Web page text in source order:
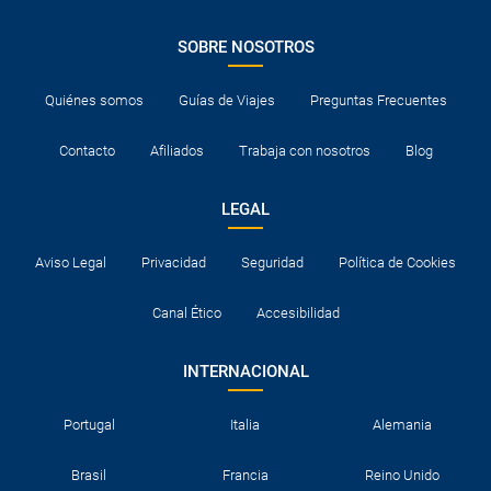
precio de un adulto?
SOBRE NOSOTROS
Quiénes somos Guías de Viajes Preguntas Frecuentes
Contacto Afiliados Trabaja con nosotros Blog
LEGAL
Aviso Legal Privacidad Seguridad Política de Cookies
Canal Ético Accesibilidad
INTERNACIONAL
Portugal Italia Alemania
Brasil Francia Reino Unido